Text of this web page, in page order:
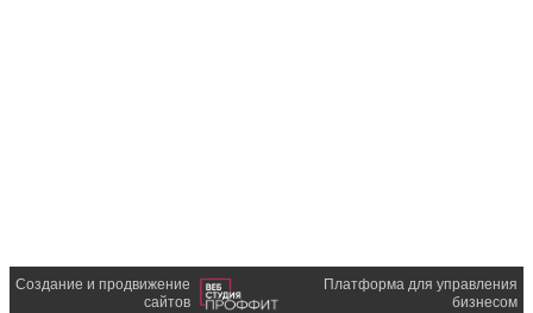
Создание и продвижение
сайтов
Платформа для управления
бизнесом